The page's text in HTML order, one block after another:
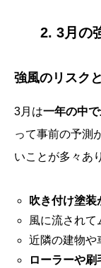
2. 3月の
強風のリスク
3月は一年の中
って事前の予測
いことが多々あ
吹き付け塗装
風に流されて
近隣の建物や
ローラーや